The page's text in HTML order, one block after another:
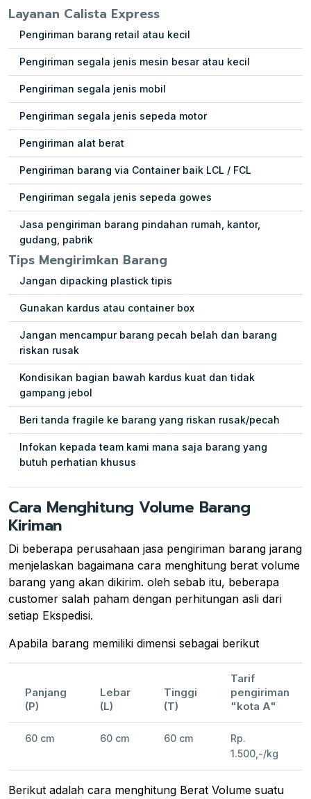
Layanan Calista Express
Pengiriman barang retail atau kecil
Pengiriman segala jenis mesin besar atau kecil
Pengiriman segala jenis mobil
Pengiriman segala jenis sepeda motor
Pengiriman alat berat
Pengiriman barang via Container baik LCL / FCL
Pengiriman segala jenis sepeda gowes
Jasa pengiriman barang pindahan rumah, kantor,
gudang, pabrik
Tips Mengirimkan Barang
Jangan dipacking plastick tipis
Gunakan kardus atau container box
Jangan mencampur barang pecah belah dan barang
riskan rusak
Kondisikan bagian bawah kardus kuat dan tidak
gampang jebol
Beri tanda fragile ke barang yang riskan rusak/pecah
Infokan kepada team kami mana saja barang yang
butuh perhatian khusus
Cara Menghitung Volume Barang
Kiriman
Di beberapa perusahaan jasa pengiriman barang jarang
menjelaskan bagaimana cara menghitung berat volume
barang yang akan dikirim. oleh sebab itu, beberapa
customer salah paham dengan perhitungan asli dari
setiap Ekspedisi.
Apabila barang memiliki dimensi sebagai berikut
Panjang
(P)
Lebar
(L)
Tinggi
(T)
Tarif
pengiriman
"kota A"
60 cm 60 cm 60 cm
Rp.
1.500,-/kg
Berikut adalah cara menghitung Berat Volume suatu